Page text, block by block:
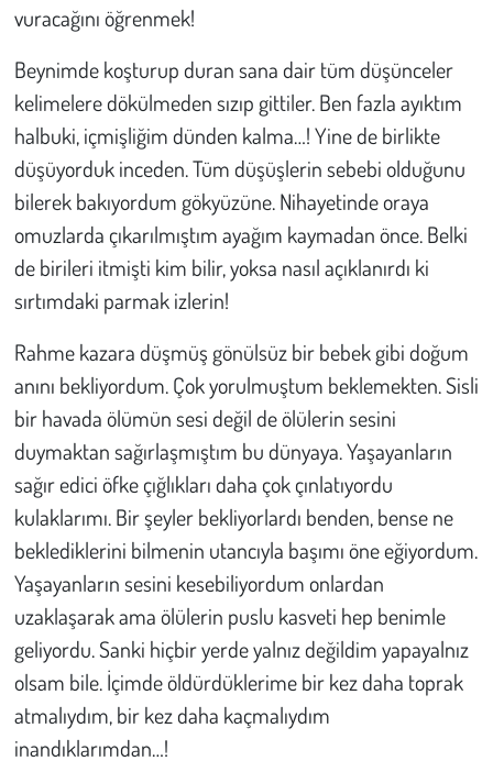
vuracağını öğrenmek!
Beynimde koşturup duran sana dair tüm düşünceler
kelimelere dökülmeden sızıp gittiler. Ben fazla ayıktım
halbuki, içmişliğim dünden kalma…! Yine de birlikte
düşüyorduk inceden. Tüm düşüşlerin sebebi olduğunu
bilerek bakıyordum gökyüzüne. Nihayetinde oraya
omuzlarda çıkarılmıştım ayağım kaymadan önce. Belki
de birileri itmişti kim bilir, yoksa nasıl açıklanırdı ki
sırtımdaki parmak izlerin!
Rahme kazara düşmüş gönülsüz bir bebek gibi doğum
anını bekliyordum. Çok yorulmuştum beklemekten. Sisli
bir havada ölümün sesi değil de ölülerin sesini
duymaktan sağırlaşmıştım bu dünyaya. Yaşayanların
sağır edici öfke çığlıkları daha çok çınlatıyordu
kulaklarımı. Bir şeyler bekliyorlardı benden, bense ne
beklediklerini bilmenin utancıyla başımı öne eğiyordum.
Yaşayanların sesini kesebiliyordum onlardan
uzaklaşarak ama ölülerin puslu kasveti hep benimle
geliyordu. Sanki hiçbir yerde yalnız değildim yapayalnız
olsam bile. İçimde öldürdüklerime bir kez daha toprak
atmalıydım, bir kez daha kaçmalıydım
inandıklarımdan…!
Hukuk
Tarım
Son Dakika
Kent
Eğlence